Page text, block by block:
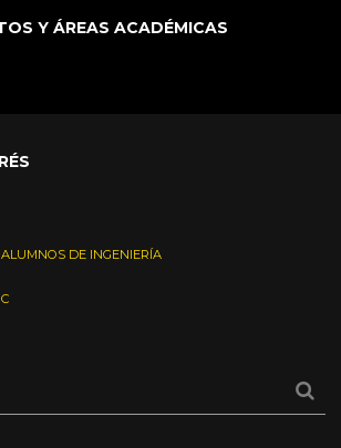
Y ÁREAS ACADÉMICAS
DE INGENIERÍA